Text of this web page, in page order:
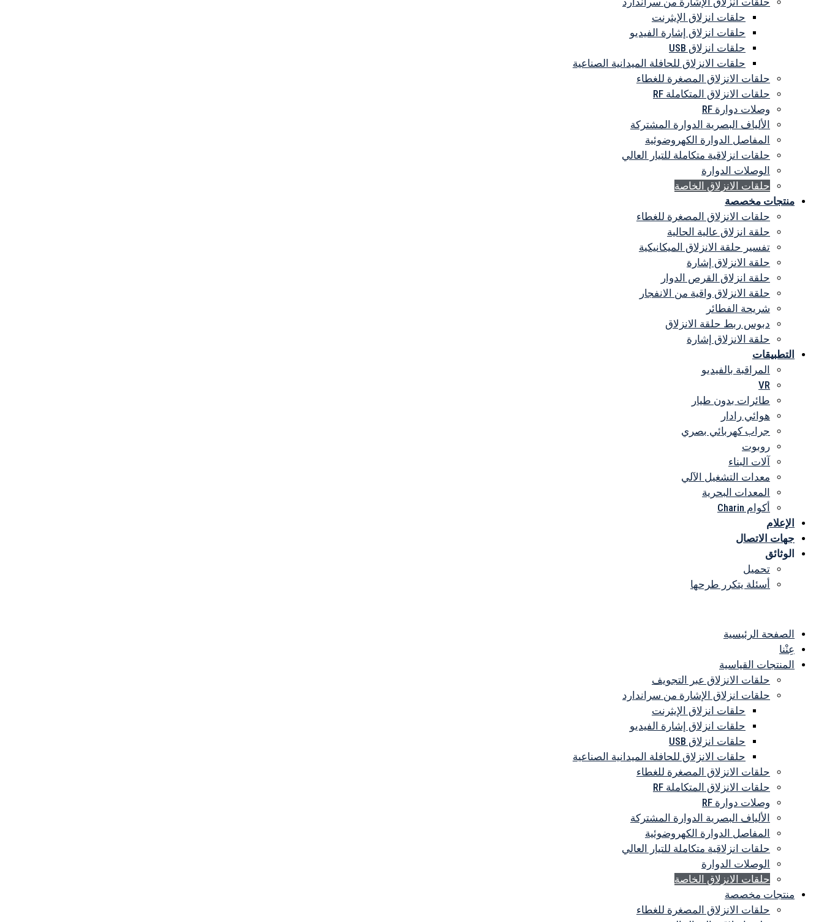
حلقات انزلاق الإيثرنت
حلقات انزلاق إشارة الفيديو
حلقات انزلاق USB
حلقات الانزلاق للحافلة الميدانية الصناعية
حلقات الانزلاق المصغرة للغطاء
حلقات الانزلاق المتكاملة RF
وصلات دوارة RF
الألياف البصرية الدوارة المشتركة
المفاصل الدوارة الكهروضوئية
حلقات انزلاقية متكاملة للتيار العالي
الوصلات الدوارة
حلقات الانزلاق الخاصة
منتجات مخصصة
حلقات الانزلاق المصغرة للغطاء
حلقة انزلاق عالية الحالية
تفسير حلقة الانزلاق الميكانيكية
حلقة الانزلاق إشارة
حلقة انزلاق القرص الدوار
حلقة الانزلاق واقية من الانفجار
شريحة الفطائر
دبوس ربط حلقة الانزلاق
حلقة الانزلاق إشارة
التطبيقات
المراقبة بالفيديو
VR
طائرات بدون طيار
هوائي رادار
جراب كهربائي بصري
روبوت
آلات البناء
معدات التشغيل الآلي
المعدات البحرية
أكوام Charin
الإعلام
جهات الاتصال
الوثائق
تحميل
أسئلة يتكرر طرحها
الصفحة الرئيسية
عِنْنا
المنتجات القياسية
حلقات الانزلاق عبر التجويف
حلقات انزلاق الإشارة من سراندارد
حلقات انزلاق الإيثرنت
حلقات انزلاق إشارة الفيديو
حلقات انزلاق USB
حلقات الانزلاق للحافلة الميدانية الصناعية
حلقات الانزلاق المصغرة للغطاء
حلقات الانزلاق المتكاملة RF
وصلات دوارة RF
الألياف البصرية الدوارة المشتركة
المفاصل الدوارة الكهروضوئية
حلقات انزلاقية متكاملة للتيار العالي
الوصلات الدوارة
حلقات الانزلاق الخاصة
منتجات مخصصة
حلقات الانزلاق المصغرة للغطاء